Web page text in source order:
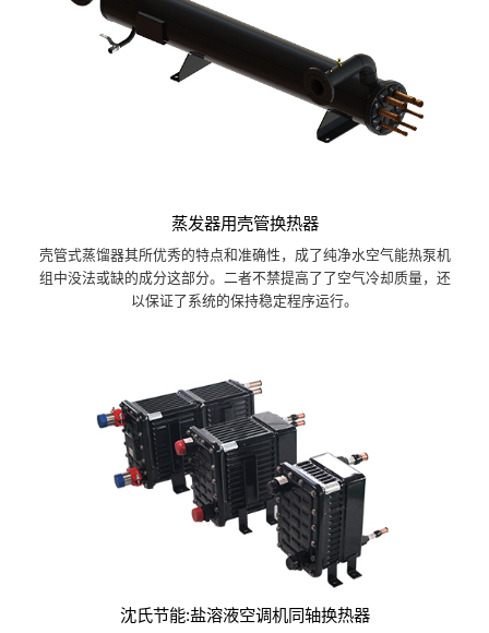
蒸发器用壳管换热器
壳管式蒸馏器其所优秀的特点和准确性，成了纯净水空气能热泵机
组中没法或缺的成分这部分。二者不禁提高了了空气冷却质量，还
以保证了系统的保持稳定程序运行。
沈氏节能:盐溶液空调机同轴换热器